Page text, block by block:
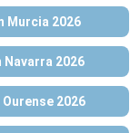
Murcia 2026
Navarra 2026
2026